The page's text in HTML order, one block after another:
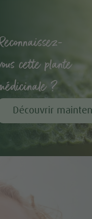
A.Vogel
cette plante
?
Découvrir